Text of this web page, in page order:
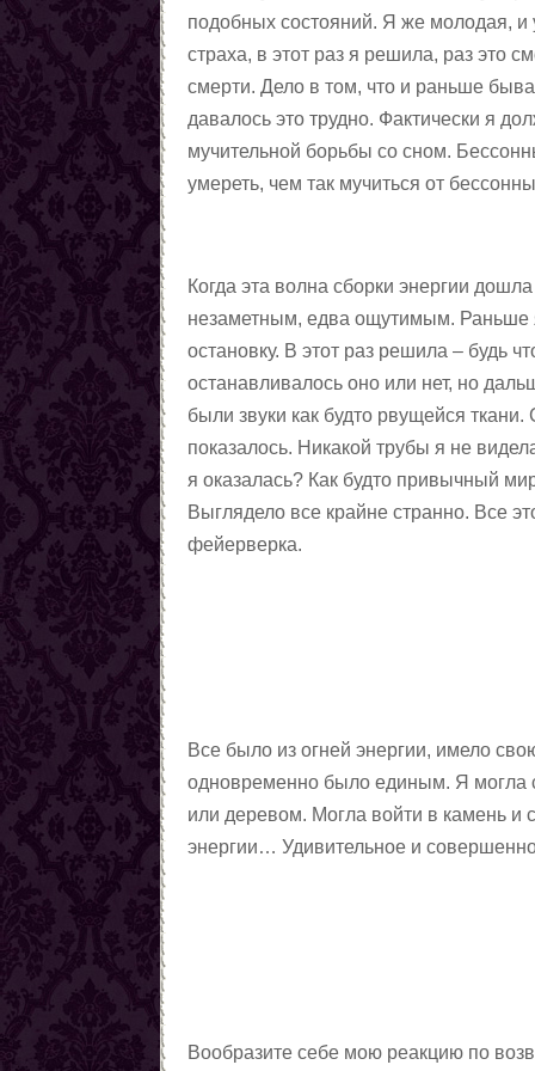
магии
Любовные ритуалы,
заговоры, привороты
чёрной магии
Первые шаги в колдовстве
Колдовская пирамида
Заговоры
Снять порчу
Снять сглаз
Заговоры от азарта
Заговоры от алчности
Заговоры от ленности
Заговоры от страха
Заговоры от алкоголизма
Шепотки на трезвость
От детского алкоголизма
Заговоры от курения
Заговоры от наркомании
подобных состояний. Я же молодая, и
страха, в этот раз я решила, раз это
смерти. Дело в том, что и раньше
давалось это трудно. Фактически я
мучительной борьбы со сном.
умереть, чем так мучиться от
Когда эта волна сборки энергии
незаметным, едва ощутимым. Раньше
остановку. В этот раз решила – будь
останавливалось оно или нет, но
были звуки как будто рвущейся
показалось. Никакой трубы я не
я оказалась? Как будто привычный
Выглядело все крайне странно. Все
фейерверка.
Все было из огней энергии, имело
одновременно было единым. Я могла
или деревом. Могла войти в камень и
энергии… Удивительное и
Вообразите себе мою реакцию по